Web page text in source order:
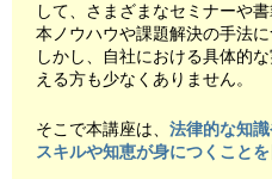
して、さまざまなセミナーや
本ノウハウや課題解決の手法
しかし、自社における具体的
える方も少なくありません。
そこで本講座は、 法律的な知
スキルや知恵が身につくこと